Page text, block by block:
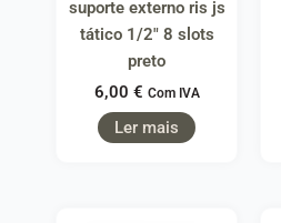
suporte externo ris js
tático 1/2″ 8 slots
preto
6,00 € Com IVA
Ler mais